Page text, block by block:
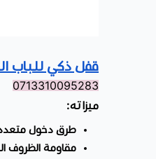
قفل ذكي للباب
0713310095283
ميزاته:
طرق دخول
مقاومة الظروف